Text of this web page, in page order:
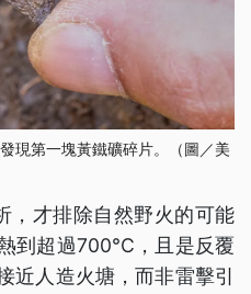
現第一塊黃鐵礦碎片。（圖／美
，才排除自然野火的可能
到超過700°C，且是反覆
近人造火塘，而非雷擊引